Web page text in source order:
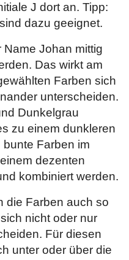
J dort an. Tipp:
dazu geeignet.
Name Johan mittig
Das wirkt am
Farben sich
unterscheiden.
Dunkelgrau
zu einem dunkleren
Farben im
dezenten
kombiniert werden.
die Farben auch so
nicht oder nur
Für diesen
unter oder über die